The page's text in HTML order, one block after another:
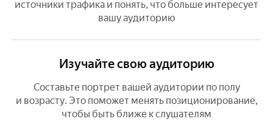
источники трафика и понять, что больше интересует
вашу аудиторию
Изучайте свою аудиторию
Составьте портрет вашей аудитории по полу
и возрасту. Это поможет менять позиционирование,
чтобы быть ближе к слушателям